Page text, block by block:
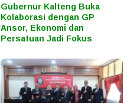
Gubernur Kalteng Buka
Kolaborasi dengan GP
Ansor, Ekonomi dan
Persatuan Jadi Fokus